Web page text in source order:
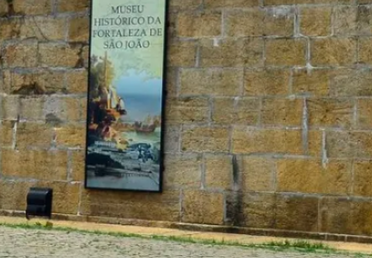
Parcialmente nublado
Rio Branco
Chuva6 %
Vento6 km/h